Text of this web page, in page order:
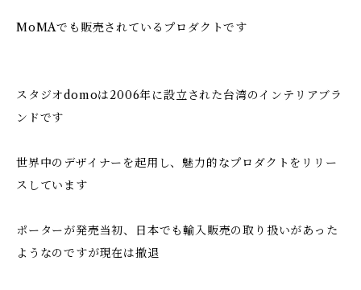
MoMAでも販売されているプロダクトです
スタジオdomoは2006年に設立された台湾のインテリアブラ
ンドです
世界中のデザイナーを起用し、魅力的なプロダクトをリリー
スしています
ポーターが発売当初、日本でも輸入販売の取り扱いがあった
ようなのですが現在は撤退